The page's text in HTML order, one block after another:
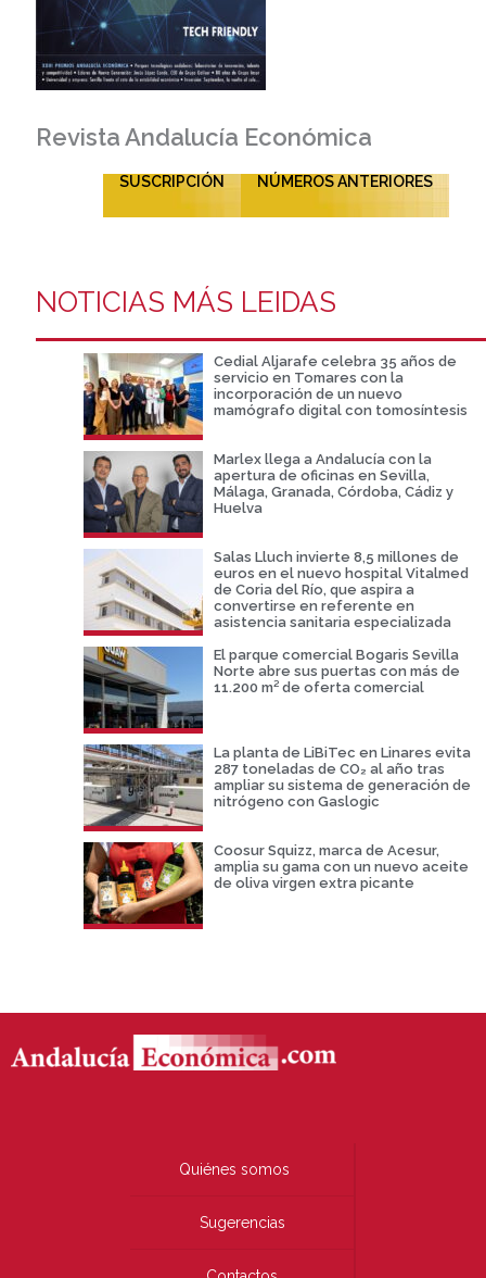
Revista Andalucía Económica
SUSCRIPCIÓN NÚMEROS ANTERIORES
NOTICIAS MÁS LEIDAS
Cedial Aljarafe celebra 35 años de
servicio en Tomares con la
incorporación de un nuevo
mamógrafo digital con tomosíntesis
Marlex llega a Andalucía con la
apertura de oficinas en Sevilla,
Málaga, Granada, Córdoba, Cádiz y
Huelva
Salas Lluch invierte 8,5 millones de
euros en el nuevo hospital Vitalmed
de Coria del Río, que aspira a
convertirse en referente en
asistencia sanitaria especializada
El parque comercial Bogaris Sevilla
Norte abre sus puertas con más de
11.200 m² de oferta comercial
La planta de LiBiTec en Linares evita
287 toneladas de CO₂ al año tras
ampliar su sistema de generación de
nitrógeno con Gaslogic
Coosur Squizz, marca de Acesur,
amplia su gama con un nuevo aceite
de oliva virgen extra picante
Quiénes somos
Sugerencias